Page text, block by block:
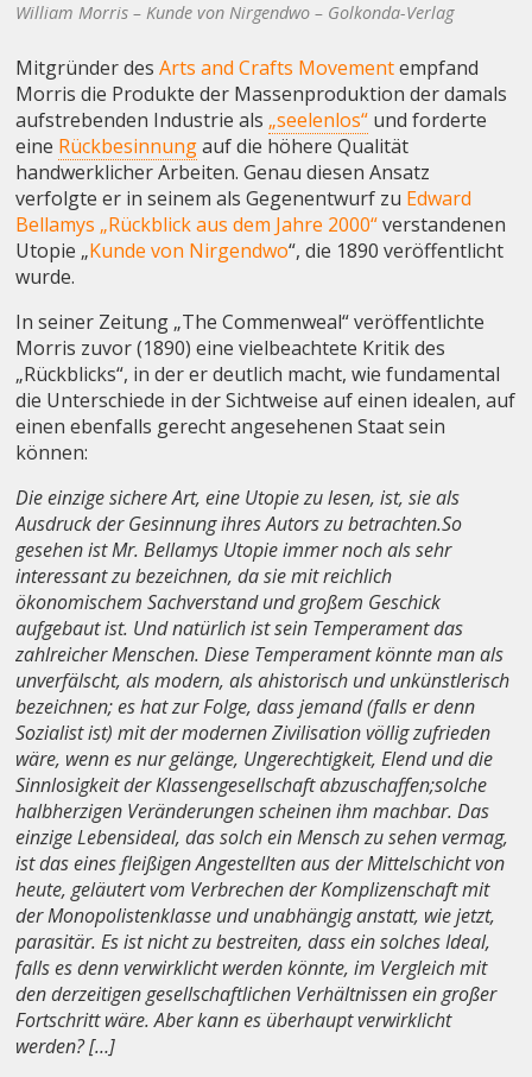
William Morris – Kunde von Nirgendwo – Golkonda-Verlag
Mitgründer desArts and Crafts Movementempfand
Morris die Produkte der Massenproduktion der damals
aufstrebenden Industrie als „seelenlos“ und forderte
eine Rückbesinnungauf die höhere Qualität
handwerklicher Arbeiten. Genau diesen Ansatz
verfolgte er in seinem als Gegenentwurf zu Edward
Bellamys „Rückblick aus dem Jahre 2000“verstandenen
Utopie „Kunde von Nirgendwo“, die 1890 veröffentlicht
wurde.
In seiner Zeitung „The Commenweal“ veröffentlichte
Morris zuvor (1890) eine vielbeachtete Kritik des
„Rückblicks“, in der erdeutlich macht, wie fundamental
die Unterschiede in der Sichtweise auf einen idealen, auf
einen ebenfalls gerecht angesehenen Staat sein
können:
Die einzige sichere Art, eine Utopie zu lesen, ist, sie als
Ausdruck der Gesinnung ihres Autors zu betrachten.So
gesehen ist Mr. Bellamys Utopie immer noch als sehr
interessant zu bezeichnen, da sie mit reichlich
ökonomischem Sachverstand und großem Geschick
aufgebaut ist. Und natürlich ist sein Temperament das
zahlreicher Menschen. Diese Temperament könnte man als
unverfälscht, als modern, als ahistorisch und unkünstlerisch
bezeichnen; es hat zur Folge, dass jemand (falls er denn
Sozialist ist) mit der modernen Zivilisation völlig zufrieden
wäre, wenn es nur gelänge, Ungerechtigkeit, Elend und die
Sinnlosigkeit der Klassengesellschaft abzuschaffen;solche
halbherzigen Veränderungen scheinen ihm machbar. Das
einzige Lebensideal, das solch ein Mensch zu sehen vermag,
ist das eines fleißigen Angestellten aus der Mittelschicht von
heute, geläutert vom Verbrechen der Komplizenschaft mit
der Monopolistenklasse und unabhängig anstatt, wie jetzt,
parasitär. Es ist nicht zu bestreiten, dass ein solches Ideal,
falls es denn verwirklicht werden könnte, im Vergleich mit
den derzeitigen gesellschaftlichen Verhältnissen ein großer
Fortschritt wäre. Aber kann es überhaupt verwirklicht
werden? […]